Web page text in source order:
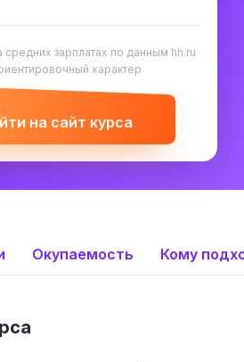
средних зарплатах по данным hh.ru
характер
на сайт курса
Окупаемость Кому